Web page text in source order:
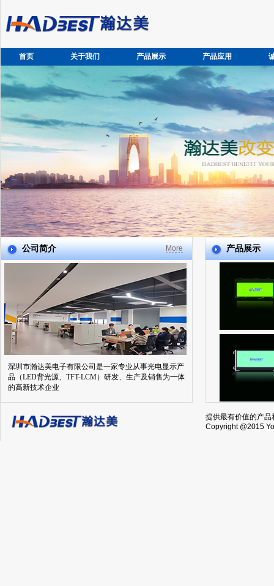
首页 关于我们 产品展示 产品应用
公司简介 More
深圳市瀚达美电子有限公司是一家专业从事光电显示产
品（LED背光源、TFT-LCM）研发、生产及销售为一体
的高新技术企业
产品展示
提供最有价值的产
Copyright @2015